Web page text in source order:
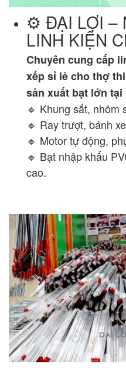
⚙️ ĐẠI LỢI –
LINH KIỆN
Chuyên cung cấp
xếp sỉ lẻ cho thợ
sản xuất bạt lớn tại
🔹 Khung sắt, nhôm
🔹 Ray trượt, bánh
🔹 Motor tự động,
🔹 Bạt nhập khẩu
cao.